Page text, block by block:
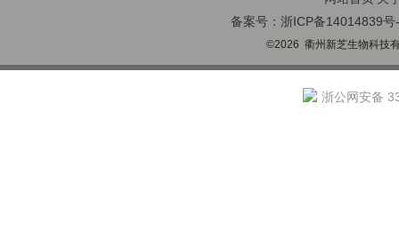
备案号：浙ICP备14014839号
©2026 衢州新芝生物科技
浙公网安备